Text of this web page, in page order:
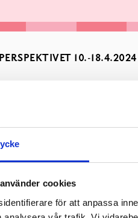
cookies
för att anpassa
10.-18.4.2024